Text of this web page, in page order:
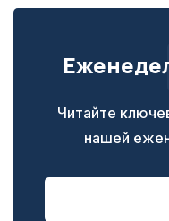
Читайте
нашей